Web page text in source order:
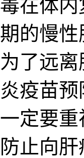
在体
的慢
了远
疫苗
定要
止向